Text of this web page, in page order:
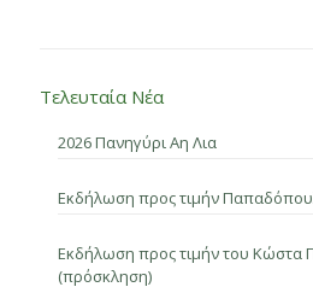
Τελευταία Νέα
2026 Πανηγύρι Αη Λια
Εκδήλωση προς τιμήν
Εκδήλωση προς τιμήν του
(πρόσκληση)